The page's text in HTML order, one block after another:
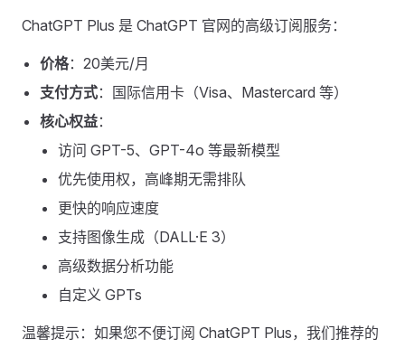
ChatGPT Plus 是 ChatGPT 官网的高级订阅服务：
价格：20美元/月
支付方式：国际信用卡（Visa、Mastercard 等）
核心权益：
访问 GPT-5、GPT-4o 等最新模型
优先使用权，高峰期无需排队
更快的响应速度
支持图像生成（DALL·E 3）
高级数据分析功能
自定义 GPTs
温馨提示：如果您不便订阅 ChatGPT Plus，我们推荐的